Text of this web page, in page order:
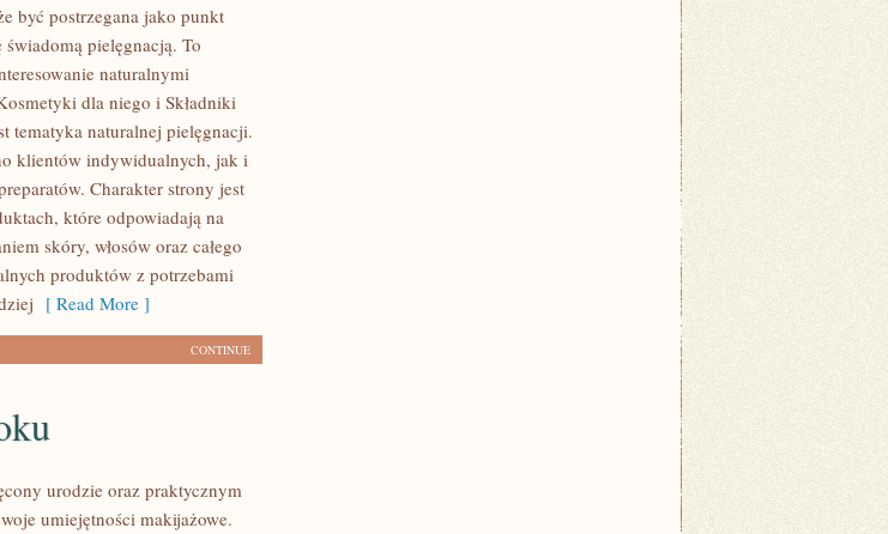
być postrzegana jako punkt
pielęgnacją. To
naturalnymi
dla niego i Składniki
tematyka naturalnej pielęgnacji.
klientów indywidualnych, jak i
Charakter strony jest
które odpowiadają na
skóry, włosów oraz całego
produktów z potrzebami
[ Read More ]
CONTINUE
urodzie oraz praktycznym
umiejętności makijażowe.